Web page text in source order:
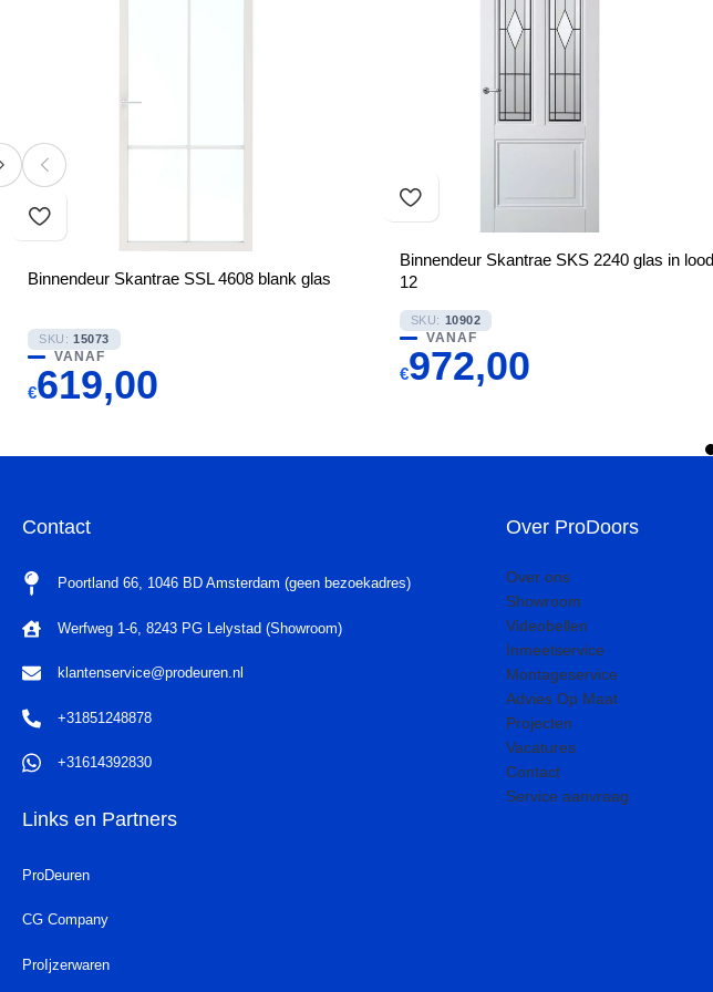
Binnendeur Skantrae SSL 4608 blank glas
SKU: 15073
VANAF
€619,00
Binnendeur Skantrae SKS 2240 glas in lood
12
SKU: 10902
VANAF
€972,00
Contact
Poortland 66, 1046 BD Amsterdam (geen bezoekadres)
Werfweg 1-6, 8243 PG Lelystad (Showroom)
klantenservice@prodeuren.nl
+31851248878
+31614392830
Links en Partners
ProDeuren
CG Company
ProIjzerwaren
Over ProDoors
Over ons
Showroom
Videobellen
Inmeetservice
Montageservice
Advies Op Maat
Projecten
Vacatures
Contact
Service aanvraag